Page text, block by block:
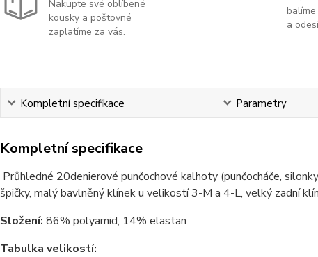
Nakupte své oblíbené
kousky a poštovné
zaplatíme za vás.
a
Kompletní specifikace Parametry
Kompletní specifikace
Průhledné 20denierové punčochové kalhoty (punčocháče,
špičky, malý bavlněný klínek u velikostí 3-M a 4-L, velký zadní
Složení: 86% polyamid, 14% elastan
Tabulka velikostí: